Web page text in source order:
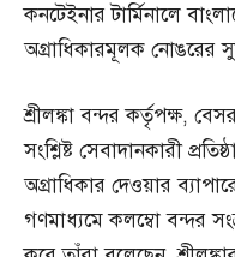
কনটেইনার টার্মিনালে
অগ্রাধিকারমূলক নোঙরের
শ্রীলঙ্কা বন্দর কর্তৃপক্ষ,
সংশ্লিষ্ট সেবাদানকারী
অগ্রাধিকার দেওয়ার
গণমাধ্যমে কলম্বো বন্দর